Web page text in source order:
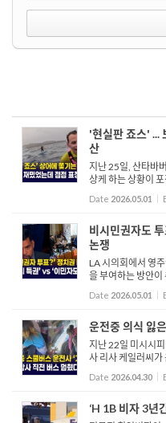
'현실판 죠스' ...
산
지난 25일, 산타바
상케 하는 상황이
역에서 두 남성, 론
타던 중 발생했습니
Date 2026.05.01
비시민권자도
논쟁
LA 시의회에서 영
을 부여하는 방안
시의원은 오늘 비
는 로컬 선거에 참
Date 2026.05.01
운전중 의식
지난 22일 미시시
사 리사 케일러씨가
느낀 한 학생이 동
로 다가갑니다. 케
Date 2026.04.30
‘H 1B 비자 3년간